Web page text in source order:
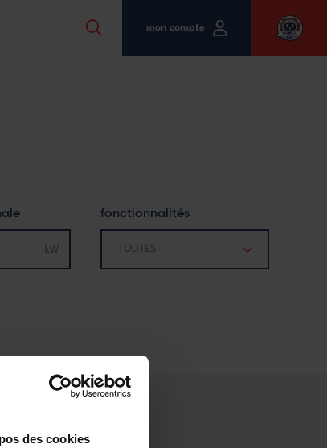
des cookies
mon compte
fonctionnalités
TOUTES